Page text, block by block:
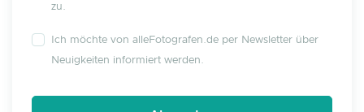
zu.
Ich möchte von alleFotografen.de per Newsletter über
Neuigkeiten informiert werden.